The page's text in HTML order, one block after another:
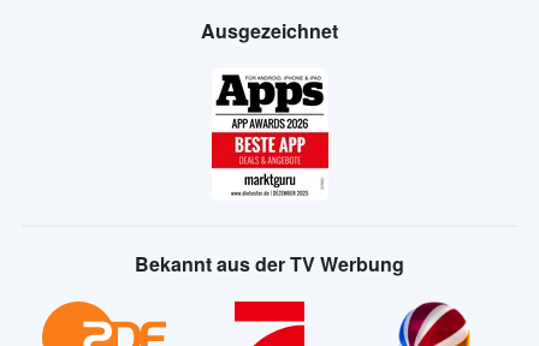
Ausgezeichnet
Bekannt aus der TV Werbung